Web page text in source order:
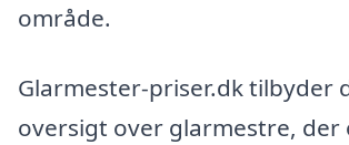
område.
Glarmester-priser.dk tilbyder
oversigt over glarmestre, der